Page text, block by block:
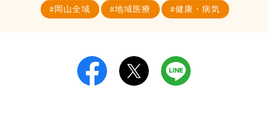
岡山全域 地域医療 健康・病気